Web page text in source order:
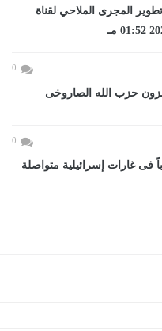
المجرى الملاحي لقناة
0
0
بينهم طفلان و27 مصاباً فى غارات إسرائيلية متواصلة